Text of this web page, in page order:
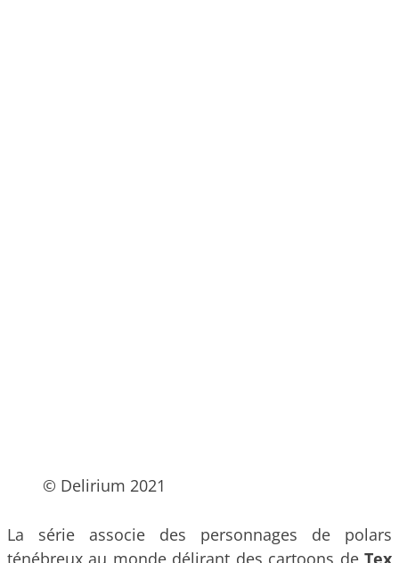
© Delirium 2021
La série associe des personnages de polars
ténébreux au monde délirant des cartoons de Tex